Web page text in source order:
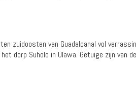
zuidoosten van Guadalcanal vol
dorp Suholo in Ulawa. Getuige zijn